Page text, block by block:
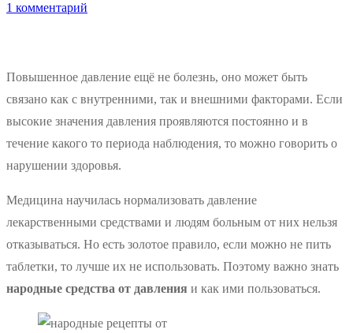
1 комментарий
Повышенное давление ещё не болезнь, оно может быть
связано как с внутренними, так и внешними факторами. Если
высокие значения давления проявляются постоянно и в
течение какого то периода наблюдения, то можно говорить о
нарушении здоровья.
Медицина научилась нормализовать давление
лекарственными средствами и людям больным от них нельзя
отказываться. Но есть золотое правило, если можно не пить
таблетки, то лучше их не использовать. Поэтому важно знать
народные средства от давления и как ими пользоваться.